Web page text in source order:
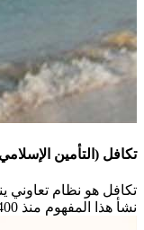
تكافل (التأمين
تكافل هو نظام تعاوني
نشأ هذا المفهوم منذ 1400 عام، حينما وضع مسلمو مكة والمدينة أساس التعاون المتبادل في نظام المسؤولية المشتركة.